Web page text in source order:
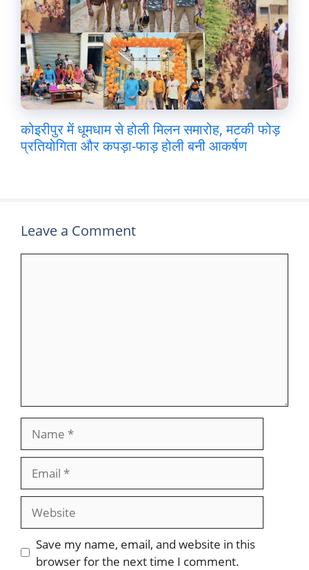
कोइरीपुर में धूमधाम से होली मिलन समारोह, मटकी फोड़
प्रतियोगिता और कपड़ा-फाड़ होली बनी आकर्षण
Leave a Comment
Save my name, email, and website in this
browser for the next time I comment.